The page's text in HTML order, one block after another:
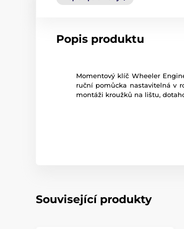
Popis produktu
Momentový klíč Wheeler
ruční pomůcka nastavitelná v
montáži kroužků na lištu,
Související produkty